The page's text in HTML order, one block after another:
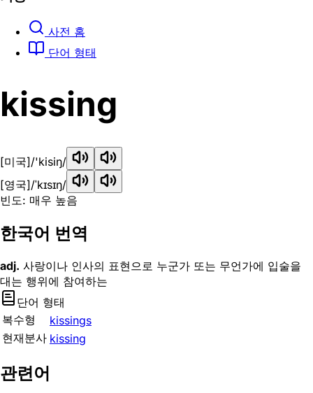
사전 홈
단어 형태
kissing
[미국]/'kisiŋ/
[영국]/ˈkɪsɪŋ/
빈도: 매우 높음
한국어 번역
adj. 사랑이나 인사의 표현으로 누군가 또는 무언가에 입술을
대는 행위에 참여하는
단어 형태
복수형
kissings
현재분사 kissing
관련어